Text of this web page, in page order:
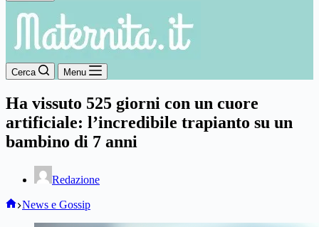
Cerca Menu
Ha vissuto 525 giorni con un cuore
artificiale: l’incredibile trapianto su un
bambino di 7 anni
Redazione
Home
News e Gossip